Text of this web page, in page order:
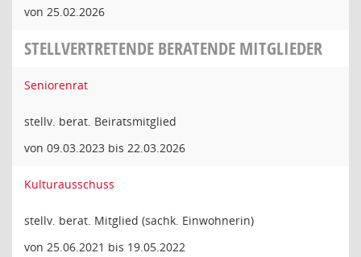
von 25.02.2026
STELLVERTRETENDE BERATENDE MITGLIEDER
Seniorenrat
stellv. berat. Beiratsmitglied
von 09.03.2023 bis 22.03.2026
Kulturausschuss
stellv. berat. Mitglied (sachk. Einwohnerin)
von 25.06.2021 bis 19.05.2022